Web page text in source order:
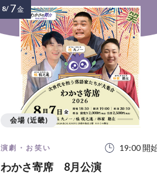
演劇・お笑い 19:00 開
わかさ寄席 8月公演
会場 (近畿)
8/ 7金